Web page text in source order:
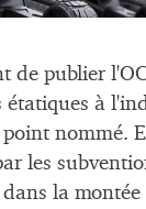
de publier
étatiques à
nommé.
les
la montée